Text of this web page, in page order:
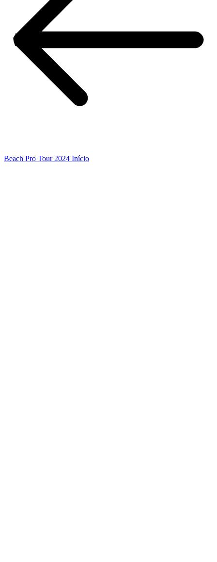
Beach Pro Tour 2024 Início